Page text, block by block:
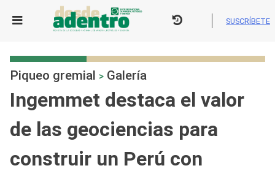
SUSCRÍBETE
Piqueo gremial > Galería
Ingemmet destaca el valor
de las geociencias para
construir un Perú con